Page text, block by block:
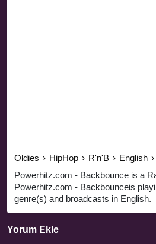
Oldies › HipHop › R'n'B › English ›
Powerhitz.com - Backbounce is a
Powerhitz.com - Backbounceis
genre(s) and broadcasts in English.
Yorum Ekle